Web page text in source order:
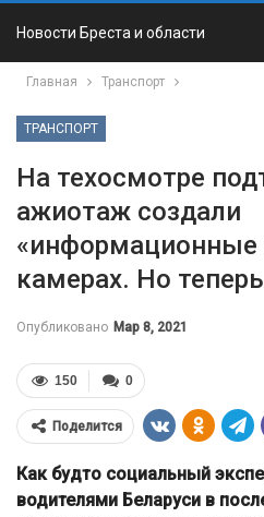
Новости Бреста и области
Главная Транспорт
ТРАНСПОРТ
На техосмотре
ажиотаж создали
«информационные
камерах. Но
Опубликовано Мар 8, 2021
0
150
Поделится
Как будто социальный
водителями Беларуси в